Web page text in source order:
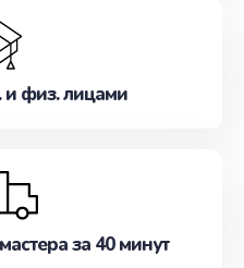
и физ. лицами
за 40 минут